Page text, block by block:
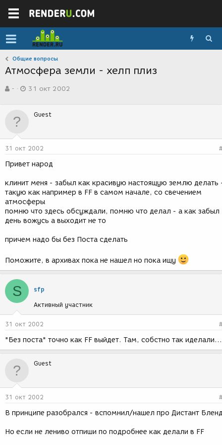
Общие вопросы
Атмосфера земли - хелп плиз
в
р
м
-
а
д
н
я
31 окт 2002
Guest
31 окт 2002
Привет народ
клинит меня - забыл как красивую настоящую землю делать
такую как например в FF в самом начале, со свечением
атмосферы
помню что здесь обсуждали, помню что делал - а как забыл
день вожусь а выходит не то
причем надо бы без Поста сделать
Поможите, в архивах пока не нашел но пока ищу
S sfp
Активный участник
31 окт 2002
"Без поста" точно как FF выйдет. Там, собстно так
Guest
31 окт 2002
В принципе разобрался - вспомнил/нашел про Дистант
Но если не лениво отпиши по подробнее как делали в FF